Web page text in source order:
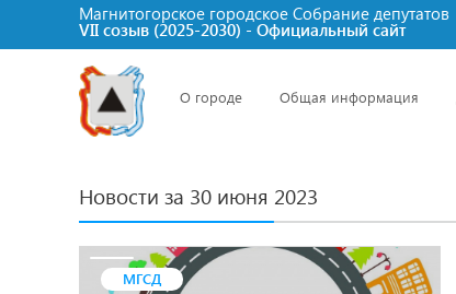
Магнитогорское городское Cобрание депутатов
VII созыв (2025-2030) - Официальный сайт
О городе Общая информация
Новости за 30 июня 2023
МГСД